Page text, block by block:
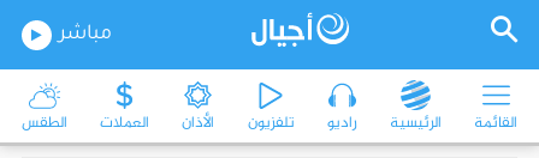
مباشر
القائمة الرئيسية راديو تلفزيون الأذان العملات الطقس